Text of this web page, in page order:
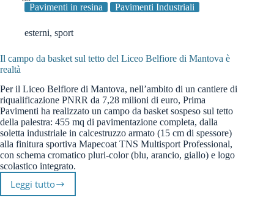
Pavimenti in resina Pavimenti Industriali
esterni, sport
Il campo da basket sul tetto del Liceo Belfiore di Mantova è
realtà
Per il Liceo Belfiore di Mantova, nell’ambito di un cantiere di
riqualificazione PNRR da 7,28 milioni di euro, Prima
Pavimenti ha realizzato un campo da basket sospeso sul tetto
della palestra: 455 mq di pavimentazione completa, dalla
soletta industriale in calcestruzzo armato (15 cm di spessore)
alla finitura sportiva Mapecoat TNS Multisport Professional,
con schema cromatico pluri-color (blu, arancio, giallo) e logo
scolastico integrato.
Leggi tutto
Il